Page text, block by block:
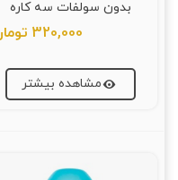
بدون سولفات سه کاره
320,000 تومان
مشاهده بیشتر